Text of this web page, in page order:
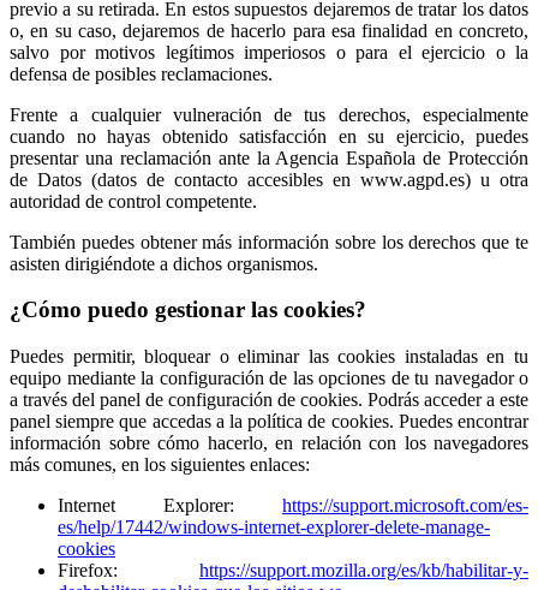
previo a su retirada. En estos supuestos dejaremos de tratar los datos
o, en su caso, dejaremos de hacerlo para esa finalidad en concreto,
salvo por motivos legítimos imperiosos o para el ejercicio o la
defensa de posibles reclamaciones.
Frente a cualquier vulneración de tus derechos, especialmente
cuando no hayas obtenido satisfacción en su ejercicio, puedes
presentar una reclamación ante la Agencia Española de Protección
de Datos (datos de contacto accesibles en www.agpd.es) u otra
autoridad de control competente.
También puedes obtener más información sobre los derechos que te
asisten dirigiéndote a dichos organismos.
¿Cómo puedo gestionar las cookies?
Puedes permitir, bloquear o eliminar las cookies instaladas en tu
equipo mediante la configuración de las opciones de tu navegador o
a través del panel de configuración de cookies. Podrás acceder a este
panel siempre que accedas a la política de cookies. Puedes encontrar
información sobre cómo hacerlo, en relación con los navegadores
más comunes, en los siguientes enlaces:
Internet Explorer: https://support.microsoft.com/es-
es/help/17442/windows-internet-explorer-delete-manage-
cookies
Firefox: https://support.mozilla.org/es/kb/habilitar-y-